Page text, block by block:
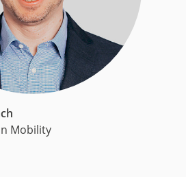
Mobility